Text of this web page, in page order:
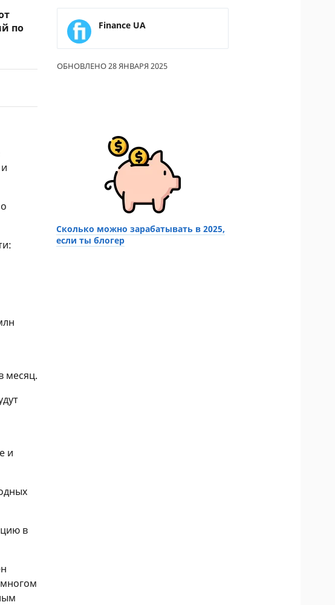
ПУТЕВОДИТЕЛИ ПО
СТРАХОВАНИЮ
ДОСТАВКА И ОПЛАТА
по
Finance UA
ОБНОВЛЕНО 28 ЯНВАРЯ 2025
месяц.
и
в
Сколько можно зарабатывать в 2025,
если ты блогер